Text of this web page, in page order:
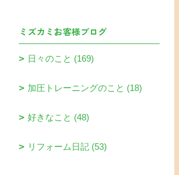
ミズカミお客様ブログ
日々のこと (169)
加圧トレーニングのこと (18)
好きなこと (48)
リフォーム日記 (53)